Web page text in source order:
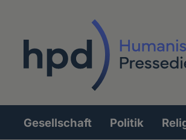
Hauptnavigation
Gesellschaft Politik